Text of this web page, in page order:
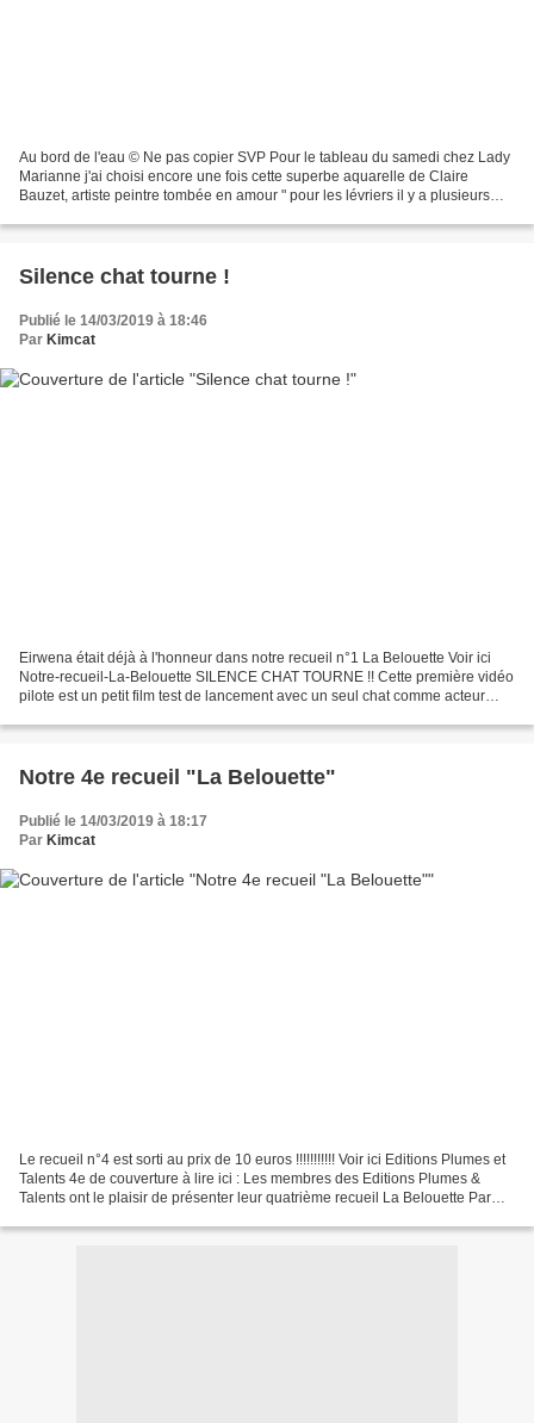
Au bord de l'eau © Ne pas copier SVP Pour le tableau du samedi chez Lady
Marianne j'ai choisi encore une fois cette superbe aquarelle de Claire
Bauzet, artiste peintre tombée en amour " pour les lévriers il y a plusieurs
Silence chat tourne !
Publié le 14/03/2019 à 18:46
Par Kimcat
Eirwena était déjà à l'honneur dans notre recueil n°1 La Belouette Voir ici
Notre-recueil-La-Belouette SILENCE CHAT TOURNE !! Cette première vidéo
pilote est un petit film test de lancement avec un seul chat comme acteur
Notre 4e recueil "La Belouette"
Publié le 14/03/2019 à 18:17
Par Kimcat
Le recueil n°4 est sorti au prix de 10 euros !!!!!!!!!!! Voir ici Editions Plumes et
Talents 4e de couverture à lire ici : Les membres des Editions Plumes &
Talents ont le plaisir de présenter leur quatrième recueil La Belouette Par